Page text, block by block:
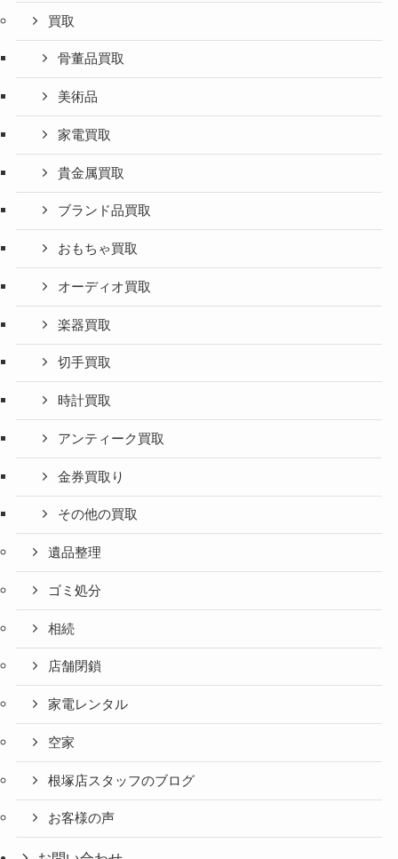
買取
骨董品買取
美術品
家電買取
貴金属買取
ブランド品買取
おもちゃ買取
オーディオ買取
楽器買取
切手買取
時計買取
アンティーク買取
金券買取り
その他の買取
遺品整理
ゴミ処分
相続
店舗閉鎖
家電レンタル
空家
根塚店スタッフのブログ
お客様の声